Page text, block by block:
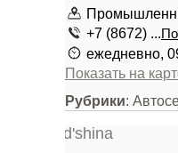
+7 (8672) ...
ежедневно,
Показать на
Рубрики: